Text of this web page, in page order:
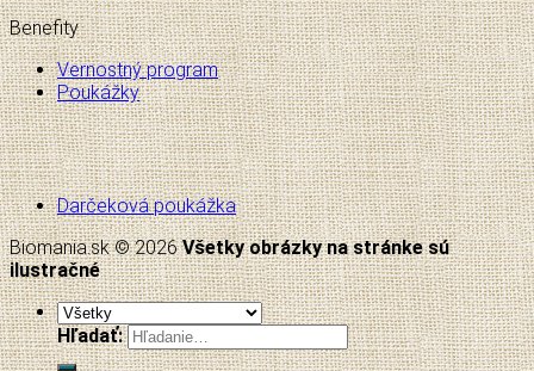
Benefity
Vernostný program
Poukážky
Darčeková poukážka
Biomania.sk © 2026Všetky obrázky na stránke sú
ilustračné
Hľadať: